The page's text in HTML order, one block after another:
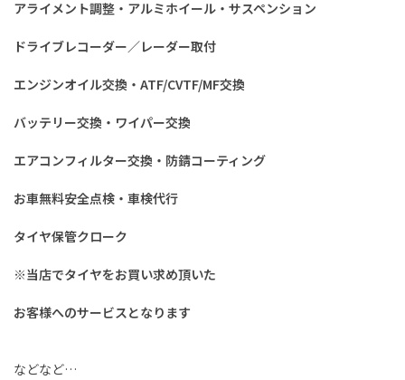
アライメント調整・アルミホイール・サスペンション
ドライブレコーダー／レーダー取付
エンジンオイル交換・ATF/CVTF/MF交換
バッテリー交換・ワイパー交換
エアコンフィルター交換・防錆コーティング
お車無料安全点検・車検代行
タイヤ保管クローク
※当店でタイヤをお買い求め頂いた
お客様へのサービスとなります
などなど…